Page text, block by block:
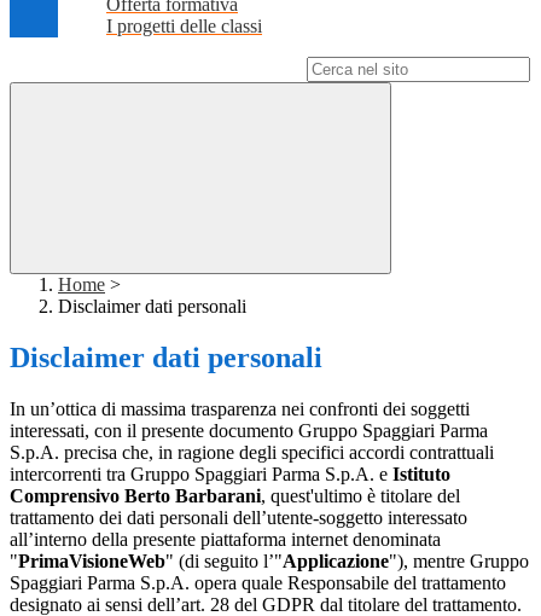
Offerta formativa
I progetti delle classi
Home >
Disclaimer dati personali
Disclaimer dati personali
In un’ottica di massima trasparenza nei confronti dei soggetti
interessati, con il presente documento Gruppo Spaggiari Parma
S.p.A. precisa che, in ragione degli specifici accordi contrattuali
intercorrenti tra Gruppo Spaggiari Parma S.p.A. e Istituto
Comprensivo Berto Barbarani, quest'ultimo è titolare del
trattamento dei dati personali dell’utente-soggetto interessato
all’interno della presente piattaforma internet denominata
"PrimaVisioneWeb" (di seguito l’"Applicazione"), mentre Gruppo
Spaggiari Parma S.p.A. opera quale Responsabile del trattamento
designato ai sensi dell’art. 28 del GDPR dal titolare del trattamento.